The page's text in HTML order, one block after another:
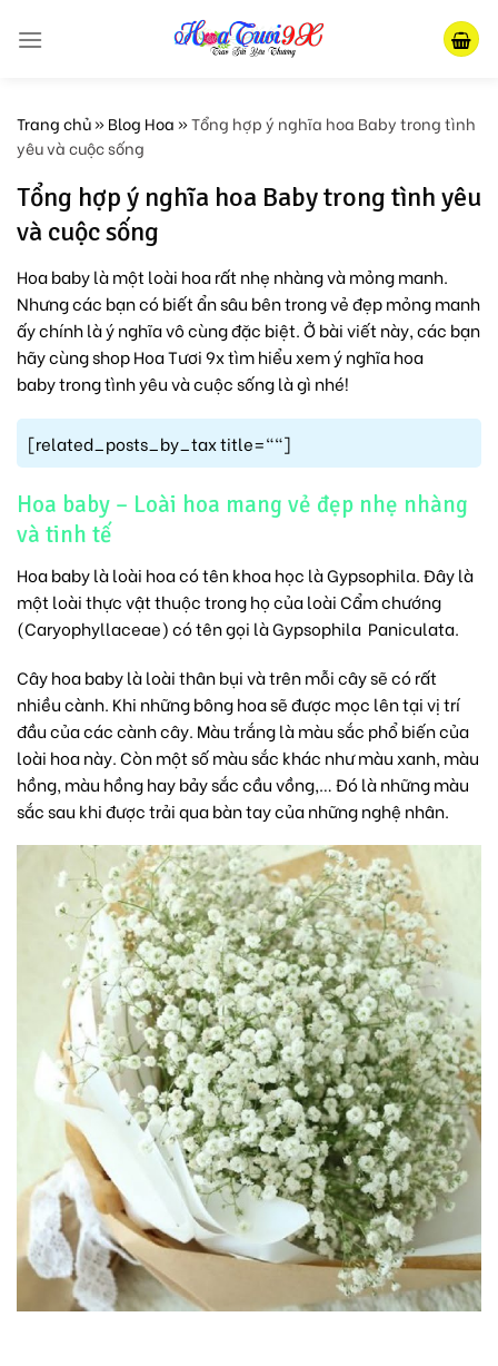
Trang chủ»Blog Hoa»Tổng hợp ý nghĩa hoa Baby trong tình
yêu và cuộc sống
Tổng hợp ý nghĩa hoa Baby trong tình yêu
và cuộc sống
Hoa baby là một loài hoa rất nhẹ nhàng và mỏng manh.
Nhưng các bạn có biết ẩn sâu bên trong vẻ đẹp mỏng manh
ấy chính là ý nghĩa vô cùng đặc biệt. Ở bài viết này, các bạn
hãy cùng shop Hoa Tươi 9x tìm hiểu xemý nghĩa hoa
babytrong tình yêu và cuộc sống là gì nhé!
[related_posts_by_tax title=""]
Hoa baby – Loài hoa mang vẻ đẹp nhẹ nhàng
và tinh tế
Hoa baby là loài hoa có tên khoa học là Gypsophila. Đây là
một loài thực vật thuộc trong họ của loài Cẩm chướng
(Caryophyllaceae) có tên gọi là Gypsophila Paniculata.
Cây hoa baby là loài thân bụi và trên mỗi cây sẽ có rất
nhiều cành. Khi những bông hoa sẽ được mọc lên tại vị trí
đầu của các cành cây. Màu trắng là màu sắc phổ biến của
loài hoa này. Còn một số màu sắc khác như màu xanh, màu
hồng, màu hồng hay bảy sắc cầu vồng,… Đó là những màu
sắc sau khi được trải qua bàn tay của những nghệ nhân.